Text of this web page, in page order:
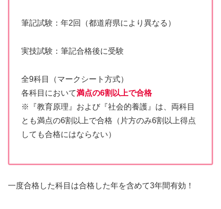
筆記試験：年2回（都道府県により異なる）
実技試験：筆記合格後に受験
全9科目（マークシート方式）
各科目において満点の6割以上で合格
※『教育原理』および『社会的養護』は、両科目
とも満点の6割以上で合格（片方のみ6割以上得点
しても合格にはならない）
一度合格した科目は合格した年を含めて3年間有効！